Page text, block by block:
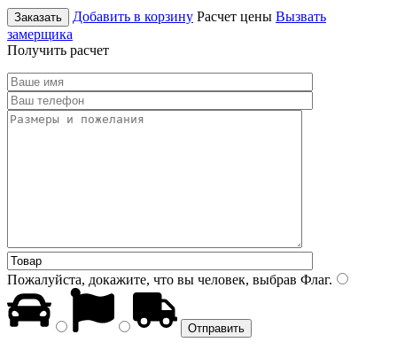
Заказать Добавить в корзину Расчет цены Вызвать
замерщика
Получить расчет
Пожалуйста, докажите, что вы человек, выбрав Флаг.